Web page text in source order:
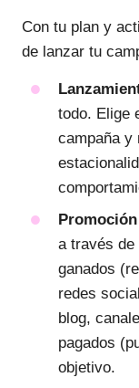
Con tu plan y
de lanzar tu
todo. Elige
campaña y
a través
ganados
redes
blog,
pagados
objetivo.